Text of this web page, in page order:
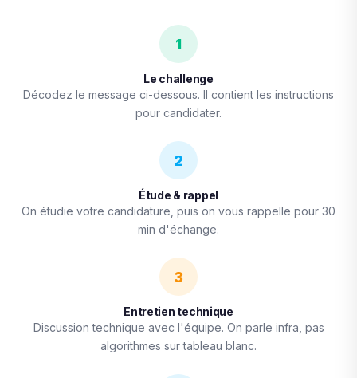
1
Le challenge
Décodez le message ci-dessous. Il contient les instructions
pour candidater.
2
Étude & rappel
On étudie votre candidature, puis on vous rappelle pour 30
min d'échange.
3
Entretien technique
Discussion technique avec l'équipe. On parle infra, pas
algorithmes sur tableau blanc.